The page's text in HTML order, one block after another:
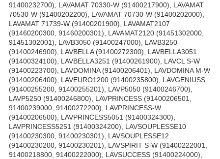
91400232700), LAVAMAT 70330-W (91400217900), LAVAMAT
70530-W (91400202200), LAVAMAT 70730-W (91400202000),
LAVAMAT 71739-W (91400201900), LAVAMAT2107
(91460200300, 91460200301), LAVAMAT2120 (91451302000,
91451302001), LAVB3050 (91400247000), LAVB3250
(91400246900), LAVBELLA (91400272300), LAVBELLA3051
(91400324100), LAVBELLA3251 (91400261900), LAVCL S-W
(91400223700), LAVDOMINA (91400206401), LAVDOMINA M-W
(91400206400), LAVEURO1200 (91400235800), LAVGENIUSS
(91400255200, 91400255201), LAVP5050 (91400246700),
LAVP5250 (91400246800), LAVPRINCESS (91400206501,
91400239000, 91400272200), LAVPRINCESS-W
(91400206500), LAVPRINCESS5051 (91400324300),
LAVPRINCESS5251 (91400324200), LAVSOUPLESSE10
(91400230300, 91400230301), LAVSOUPLESSE12
(91400230200, 91400230201), LAVSPIRIT S-W (91400222001,
91400218800, 91400222000), LAVSUCCESS (91400224000),